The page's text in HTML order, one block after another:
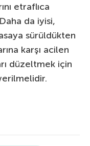
etraflıca
da iyisi,
sürüldükten
karşı acilen
düzeltmek için